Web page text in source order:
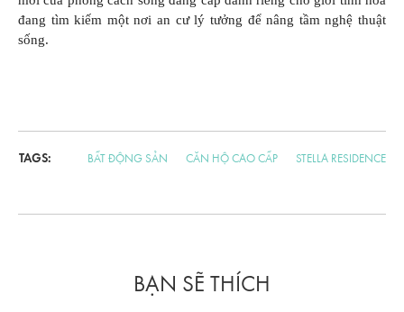
đang tìm kiếm một nơi an cư lý tưởng để nâng tầm nghệ thuật
sống.
TAGS: BẤT ĐỘNG SẢN CĂN HỘ CAO CẤP STELLA RESIDENCE
BẠN SẼ THÍCH